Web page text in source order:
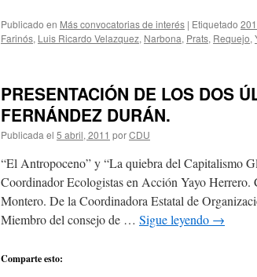
Publicado en Más convocatorias de interés | Etiquetado
Farinós, Luis Ricardo Velazquez, Narbona, Prats, Requejo,
PRESENTACIÓN DE LOS DOS
FERNÁNDEZ DURÁN.
Publicada el 5 abril, 2011 porCDU
“El Antropoceno” y “La quiebra del Capitalismo
Coordinador Ecologistas en Acción Yayo Herrero.
Montero. De la Coordinadora Estatal de
Miembro del consejo de … Sigue leyendo →
Comparte esto: